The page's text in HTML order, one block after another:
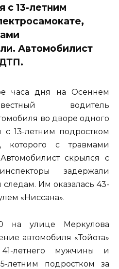
с 13-летним
Автомобилист
часа дня на Осеннем
водитель
во дворе одного
с 13-летним подростком
которого с травмами
скрылся с
задержали
Им оказалась 43-
«Ниссана».
на улице Меркулова
автомобиля «Тойота»
летнего мужчины и
летним подростком за